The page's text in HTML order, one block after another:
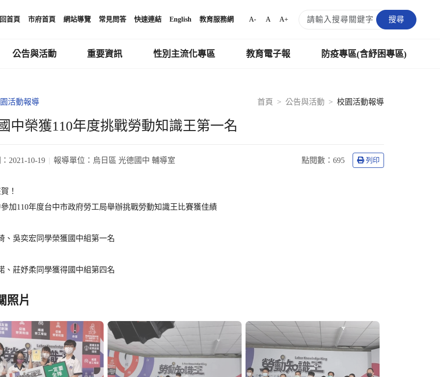
回首頁 市府首頁 網站導覽 常見問答 快速連結 English 教育服務網 A- A A+ 搜尋
公告與活動 重要資訊 性別主流化專區 教育電子報 防疫專區(含紓困專區)
首頁 公告與活動 校園活動報導
活動報導
中榮獲110年度挑戰勞動知識王第一名
2021-10-19 報導單位： 烏日區 光德國中 輔導室 點閱數： 695 列印
！
加110年度台中市政府勞工局舉辦挑戰勞動知識王比賽獲佳績
、吳奕宏同學榮獲國中組第一名
、莊妤柔同學獲得國中組第四名
照片